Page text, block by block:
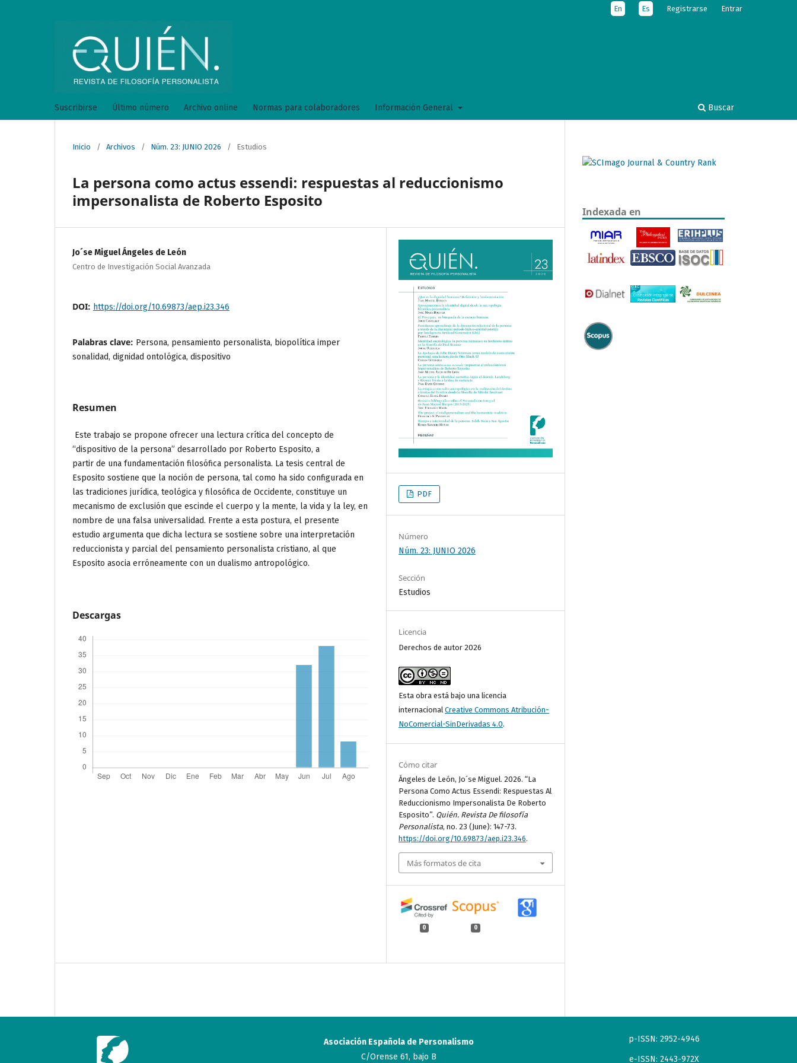
Suscribirse Último número Archivo online Normas para colaboradores Información General Buscar
En Es Registrarse Entrar
Inicio / Archivos / Núm. 23: JUNIO 2026 / Estudios
La persona como actus essendi: respuestas al reduccionismo
impersonalista de Roberto Esposito
Jo´se Miguel Ángeles de León
Centro de Investigación Social Avanzada
DOI: https://doi.org/10.69873/aep.i23.346
Palabras clave: Persona, pensamiento personalista, biopolítica imper
sonalidad, dignidad ontológica, dispositivo
Resumen
Este trabajo se propone ofrecer una lectura crítica del concepto de
“dispositivo de la persona” desarrollado por Roberto Esposito, a
partir de una fundamentación filosófica personalista. La tesis central de
Esposito sostiene que la noción de persona, tal como ha sido configurada en
las tradiciones jurídica, teológica y filosófica de Occidente, constituye un
mecanismo de exclusión que escinde el cuerpo y la mente, la vida y la ley, en
nombre de una falsa universalidad. Frente a esta postura, el presente
estudio argumenta que dicha lectura se sostiene sobre una interpretación
reduccionista y parcial del pensamiento personalista cristiano, al que
Esposito asocia erróneamente con un dualismo antropológico.
Descargas
PDF
Número
Núm. 23: JUNIO 2026
Sección
Estudios
Licencia
Derechos de autor 2026
Esta obra está bajo una licencia
internacionalCreative Commons Atribución-
NoComercial-SinDerivadas 4.0.
Cómo citar
Ángeles de León, Jo´se Miguel. 2026. “La
Persona Como Actus Essendi: Respuestas Al
Reduccionismo Impersonalista De Roberto
Esposito”. Quién. Revista De filosofía
Personalista, no. 23 (June): 147-73.
https://doi.org/10.69873/aep.i23.346.
Más formatos de cita
0 0
Indexada en
Asociación Española de Personalismo
C/Orense 61, bajo B
p-ISSN: 2952-4946
e-ISSN: 2443-972X